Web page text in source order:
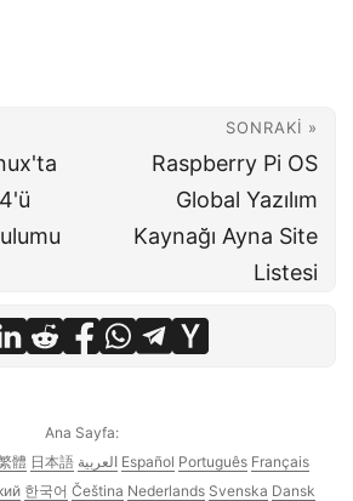
SONRAKI »
Raspberry Pi OS
Global Yazılım
Kaynağı Ayna Site
Listesi
Ana Sayfa:
體 日本語 العربية Español Português Français
한국어 Čeština Nederlands Svenska Dansk